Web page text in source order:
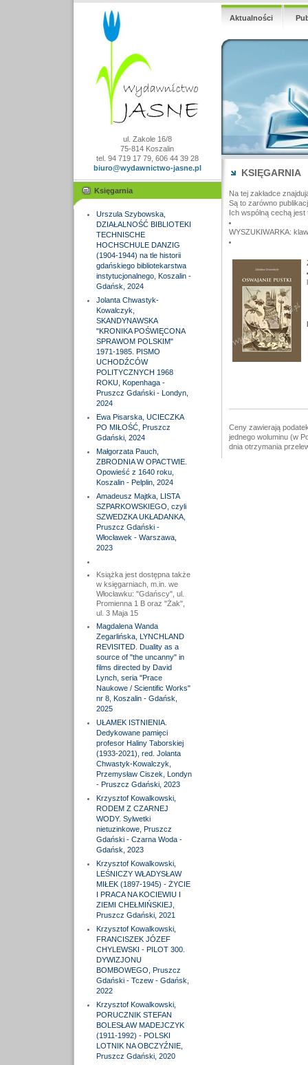
ul. Zakole 16/8
75-814 Koszalin
tel. 94 719 17 79, 606 44 39 28
biuro@wydawnictwo-jasne.pl
Księgarnia
Urszula Szybowska,
DZIAŁALNOŚĆ BIBLIOTEKI
TECHNISCHE
HOCHSCHULE DANZIG
(1904-1944) na tle historii
gdańskiego bibliotekarstwa
instytucjonalnego, Koszalin -
Gdańsk, 2024
Jolanta Chwastyk-
Kowalczyk,
SKANDYNAWSKA
"KRONIKA POŚWIĘCONA
SPRAWOM POLSKIM"
1971-1985. PISMO
UCHODŹCÓW
POLITYCZNYCH 1968
ROKU, Kopenhaga -
Pruszcz Gdański - Londyn,
2024
Ewa Pisarska, UCIECZKA
PO MIŁOŚĆ, Pruszcz
Gdański, 2024
Małgorzata Pauch,
ZBRODNIA W OPACTWIE.
Opowieść z 1640 roku,
Koszalin - Pelplin, 2024
Amadeusz Majtka, LISTA
SZPARKOWSKIEGO, czyli
SZWEDZKA UKŁADANKA,
Pruszcz Gdański -
Włocławek - Warszawa,
2023
Książka jest dostępna także
w księgarniach, m.in. we
Włocławku: "Gdańscy", ul.
Promienna 1 B oraz "Żak",
ul. 3 Maja 15
Magdalena Wanda
Zegarlińska, LYNCHLAND
REVISITED. Duality as a
source of "the uncanny" in
films directed by David
Lynch, seria "Prace
Naukowe / Scientific Works"
nr 8, Koszalin - Gdańsk,
2025
UŁAMEK ISTNIENIA.
Dedykowane pamięci
profesor Haliny Taborskiej
(1933-2021), red. Jolanta
Chwastyk-Kowalczyk,
Przemysław Ciszek, Londyn
- Pruszcz Gdański, 2023
Krzysztof Kowalkowski,
RODEM Z CZARNEJ
WODY. Sylwetki
nietuzinkowe, Pruszcz
Gdański - Czarna Woda -
Gdańsk, 2023
Krzysztof Kowalkowski,
LEŚNICZY WŁADYSŁAW
MIŁEK (1897-1945) - ŻYCIE
I PRACA NA KOCIEWIU I
ZIEMI CHEŁMIŃSKIEJ,
Pruszcz Gdański, 2021
Krzysztof Kowalkowski,
FRANCISZEK JÓZEF
CHYLEWSKI - PILOT 300.
DYWIZJONU
BOMBOWEGO, Pruszcz
Gdański - Tczew - Gdańsk,
2022
Krzysztof Kowalkowski,
PORUCZNIK STEFAN
BOLESŁAW MADEJCZYK
(1911-1992) - POLSKI
LOTNIK NA OBCZYŹNIE,
Pruszcz Gdański, 2020
Aktualności
KSIĘGARNIA
Na tej zakładce
Są to zarówno
Ich wspólną cechą
WYSZUKIWARKA:
Ceny zawierają
jednego woluminu (w
dnia otrzymania